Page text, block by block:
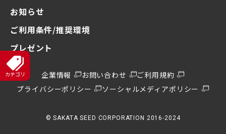
お知らせ
ご利用条件/推奨環境
プレゼント
企業情報 お問い合わせ
ご利用規約
プライバシーポリシー
ソーシャルメディアポリシー
© SAKATA SEED CORPORATION 2016-2024